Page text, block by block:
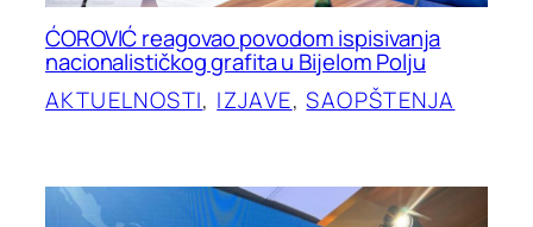
ĆOROVIĆ reagovao povodom ispisivanja
nacionalističkog grafita u Bijelom Polju
AKTUELNOSTI, IZJAVE, SAOPŠTENJA